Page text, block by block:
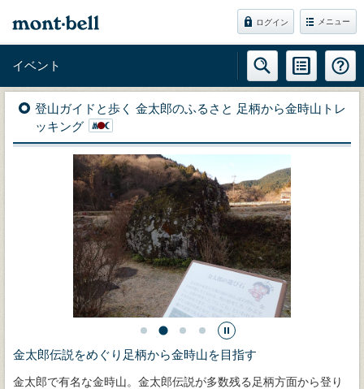
ログイン メニュー
イベント
登山ガイドと歩く 金太郎のふるさと 足柄から金時山トレ
ッキング
金太郎伝説をめぐり足柄から金時山を目指す
金太郎で有名な金時山。金太郎伝説が多数残る足柄方面から登り